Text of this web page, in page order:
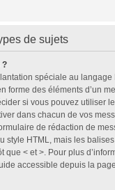
de sujets
?
spéciale au langage
forme des éléments d’un
si vous pouvez utiliser
dans chacun de vos
de rédaction de
style HTML, mais les
que < et >. Pour plus
accessible depuis la